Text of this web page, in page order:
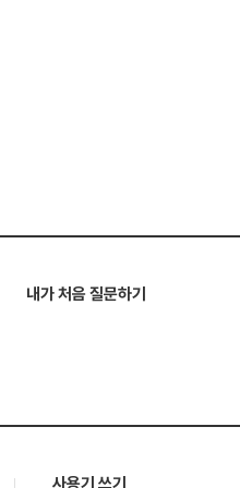
내가 처음 질문하기
사용기 쓰기